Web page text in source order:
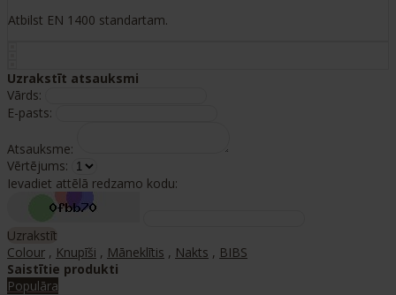
Atbilst EN 1400 standartam.
Uzrakstīt atsauksmi
Vārds:
E-pasts:
Atsauksme:
Vērtējums:
Ievadiet attēlā redzamo kodu:
Uzrakstīt
Colour , Knupīši , Māneklītis , Nakts , BIBS
Saistītie produkti
Populāra